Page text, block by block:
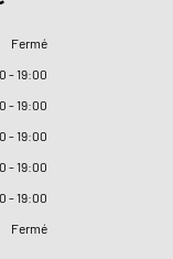
Fermé
- 19:00
- 19:00
- 19:00
- 19:00
- 19:00
Fermé